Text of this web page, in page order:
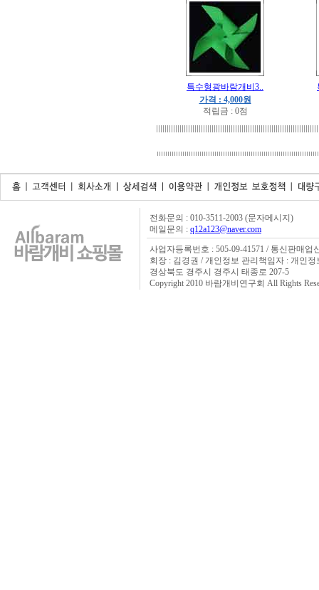
특수형광바람개비3..
가격 : 4,000원
적립금 : 0점
전화문의 : 010-3511-2003 (문자메시지)
메일문의 : q12a123@naver.com
사업자등록번호 : 505-09-41571 / 통신판매업
회장 : 김경권 / 개인정보 관리책임자 : 개인
경상북도 경주시 경주시 태종로 207-5
Copyright 2010 바람개비연구회 All Rights